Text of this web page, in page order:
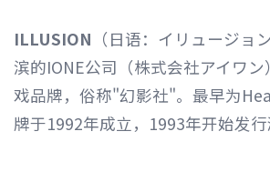
ILLUSION （日语：イリュージョ
滨的IONE公司（株式会社アイワ
戏品牌，俗称"幻影社"。最早为
牌于1992年成立，1993年开始发